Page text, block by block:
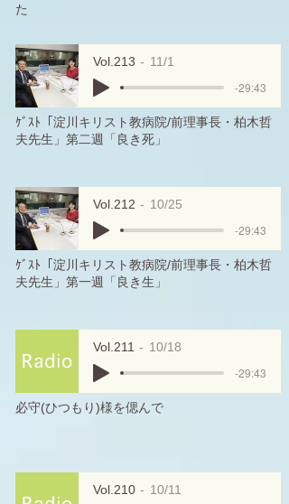
た
Vol.213 11/1
-29:43
ｹﾞｽﾄ「淀川キリスト教病院/前理事長・柏木哲
夫先生」第二週「良き死」
Vol.212 10/25
-29:43
ｹﾞｽﾄ「淀川キリスト教病院/前理事長・柏木哲
夫先生」第一週「良き生」
Vol.211 10/18
-29:43
必守(ひつもり)様を偲んで
Vol.210 10/11